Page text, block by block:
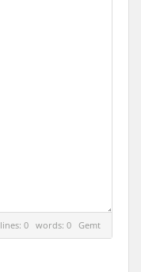
lines: 0 words: 0 Gemt